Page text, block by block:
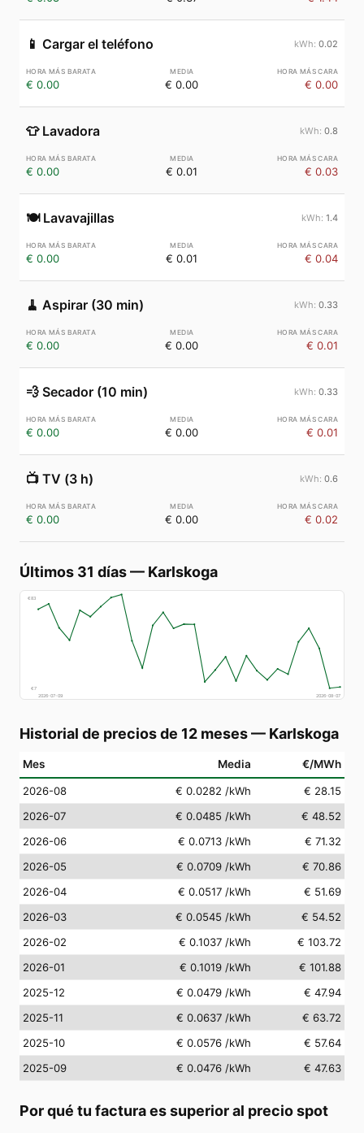
📱 Cargar el teléfono 0.02
€ 0.00 € 0.00 € 0.00
👕 Lavadora 0.8
€ 0.00 € 0.01 € 0.03
🍽️ Lavavajillas 1.4
€ 0.00 € 0.01 € 0.04
🧹 Aspirar (30 min) 0.33
€ 0.00 € 0.00 € 0.01
💨 Secador (10 min) 0.33
€ 0.00 € 0.00 € 0.01
📺 TV (3 h) 0.6
€ 0.00 € 0.00 € 0.02
Últimos 31 días— Karlskoga
€83
€7
2026-07-09
2026-08-07
Historial de precios de 12 meses— Karlskoga
Mes Media €/MWh
2026-08 € 0.0282 /kWh
€ 28.15
2026-07
€ 0.0485 /kWh
€ 48.52
2026-06
€ 0.0713 /kWh
€ 71.32
2026-05
€ 0.0709 /kWh
€ 70.86
2026-04
€ 0.0517 /kWh
€ 51.69
2026-03
€ 0.0545 /kWh
€ 54.52
2026-02
€ 0.1037 /kWh
€ 103.72
2026-01
€ 0.1019 /kWh
€ 101.88
2025-12
€ 0.0479 /kWh
€ 47.94
2025-11
€ 0.0637 /kWh
€ 63.72
2025-10
€ 0.0576 /kWh
€ 57.64
2025-09
€ 0.0476 /kWh € 47.63
Por qué tu factura es superior al precio spot